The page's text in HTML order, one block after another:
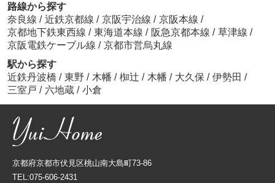
路線から探す
奈良線 / 近鉄京都線 / 京阪宇治線 / 京阪本線 /
京都地下鉄東西線 / 東海道本線 / 阪急京都本線 / 草津線 /
京阪電鉄ケーブル線 / 京都市営烏丸線
駅から探す
近鉄丹波橋 / 東野 / 木幡 / 椥辻 / 木幡 / 大久保 / 伊勢田 /
三室戸 / 六地蔵 / 小倉
京都府京都市伏見区桃山南大島町73-86
TEL:075-606-2431